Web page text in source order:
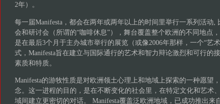
2年）。
每一届Manifesta，都会在两年或两年以上的时间里举行一系列活动,
会和研讨会（所谓的“咖啡休息”），舞台覆盖整个欧洲的不同地点
是在最后3个月于主办城市举行的展览（或像2006年那样，一个“艺
式，Manifesta旨在建立与国际通行的艺术和智力辩论激烈和可行的
素质和特质。
Manifesta的游牧性质是对欧洲领土心理上和地域上探索的一种愿望
念。这一进程的目的，是在不断变化的社会里，在特定文化和艺术
域间建立更密切的对话。 Manifesta覆盖泛欧洲地域，已成功推出来